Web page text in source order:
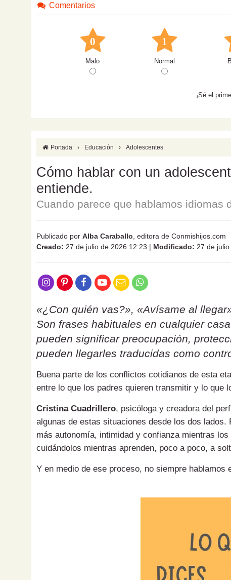
Comentarios
0
Malo
1
Normal
¡Sé el
Portada › Educación › Adolescentes
Cómo hablar con un
entiende.
Cuando parece que hablamos idiomas
Publicado por Alba Caraballo , editora de Conmishijos.com
Creado: 27 de julio de 2026 12:23 | Modificado: 27 de
«¿Con quién vas?», «Avísame al
Son frases habituales en cualquier
pueden significar preocupación,
pueden llegarles traducidas como
Buena parte de los conflictos cotidianos de esta
entre lo que los padres quieren transmitir y lo que
Cristina Cuadrillero, psicóloga y creadora del
algunas de estas situaciones desde los dos
más autonomía, intimidad y confianza mientras
cuidándolos mientras aprenden, poco a poco, a
Y en medio de ese proceso, no siempre hablamos